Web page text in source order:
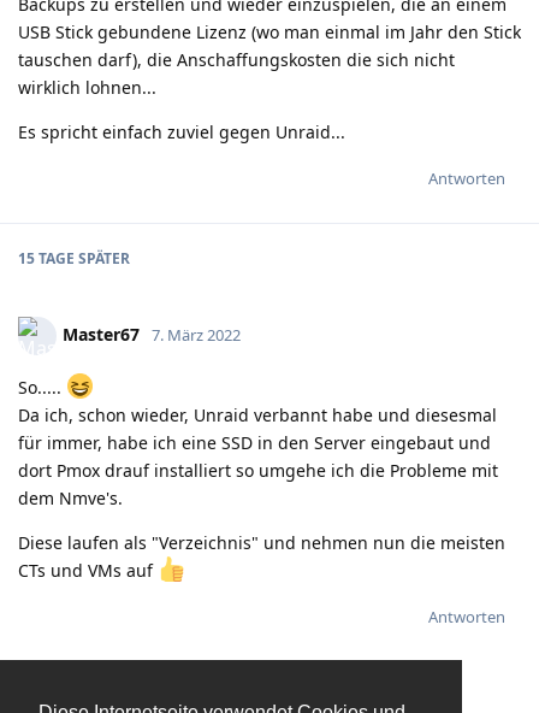
USB Stick gebundene Lizenz (wo man einmal im Jahr den Stick
tauschen darf), die Anschaffungskosten die sich nicht
wirklich lohnen...
Es spricht einfach zuviel gegen Unraid...
Antworten
15 TAGE SPÄTER
Master67 7. März 2022
So.....
Da ich, schon wieder, Unraid verbannt habe und diesesmal
für immer, habe ich eine SSD in den Server eingebaut und
dort Pmox drauf installiert so umgehe ich die Probleme mit
dem Nmve's.
Diese laufen als "Verzeichnis" und nehmen nun die meisten
CTs und VMs auf
Antworten